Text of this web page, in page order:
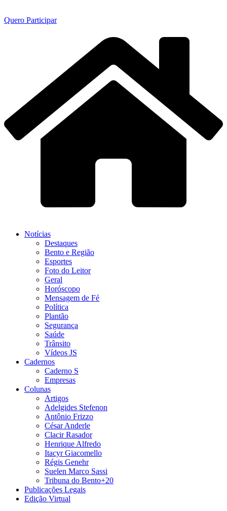
Quero Participar
Notícias
Destaques
Bento e Região
Esportes
Foto do Leitor
Geral
Horóscopo
Mensagem de Fé
Política
Plantão
Segurança
Saúde
Trânsito
Vídeos JS
Cadernos
Caderno S
Empresas
Colunas
Artigos
Adelgides Stefenon
Antônio Frizzo
César Anderle
Clacir Rasador
Henrique Alfredo
Itacyr Giacomello
Régis Genehr
Suelen Marco Sassi
Tribuna do Bento+20
Publicações Legais
Edição Virtual